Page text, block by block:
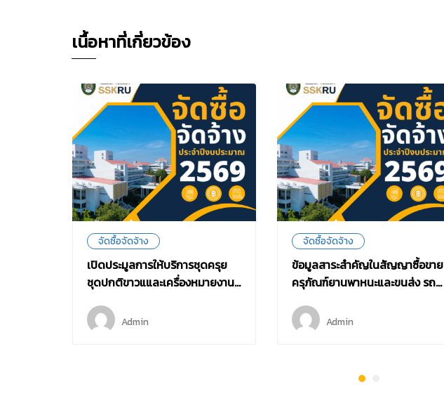
เนื้อหาที่เกี่ยวข้อง
จัดซื้อจัดจ้าง
เปิดประมูลการให้บริการชุดครุย
ชุดปกติขาวแและเครื่องหมายงาน
ประจำปีการศึกษา 2567 และภาค
เรียนที่ 1 ปีการศึกษา 2568
Admin
จัดซื้อจัดจ้าง
ข้อมูลสาระสำคัญในสัญญาซื้อขาย
ครุภัณฑ์ยานพาหนะและขนส่ง รถ
นั่ง ด้วยวิธีประกวดราคา
อิเล็กทรอนิกส์ (e-bidding)
Admin